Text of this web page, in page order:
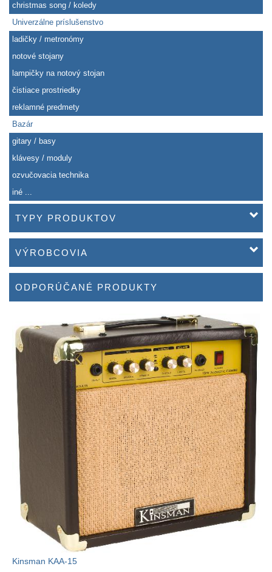
christmas song / koledy
Univerzálne príslušenstvo
ladičky / metronómy
notové stojany
lampičky na notový stojan
čistiace prostriedky
reklamné predmety
Bazár
gitary / basy
klávesy / moduly
ozvučovacia technika
iné ...
TYPY PRODUKTOV
VÝROBCOVIA
ODPORÚČANÉ PRODUKTY
Kinsman KAA-15